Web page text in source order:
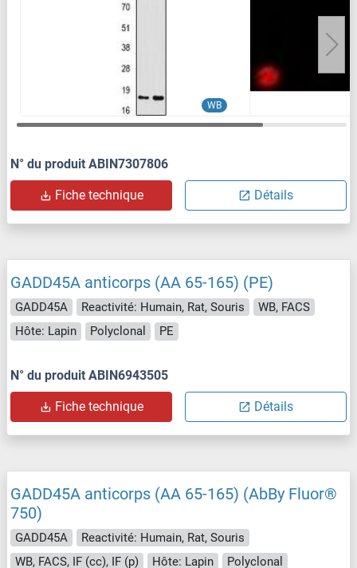
WB
N° du produit ABIN7307806
Fiche technique Détails
GADD45A anticorps (AA 65-165) (PE)
GADD45A Reactivité: Humain, Rat, Souris
WB, FACS
Hôte: Lapin
Polyclonal PE
N° du produit ABIN6943505
Fiche technique Détails
GADD45A anticorps (AA 65-165) (AbBy Fluor®
750)
GADD45A
Reactivité: Humain, Rat, Souris
WB, FACS, IF (cc), IF (p)
Hôte: Lapin
Polyclonal